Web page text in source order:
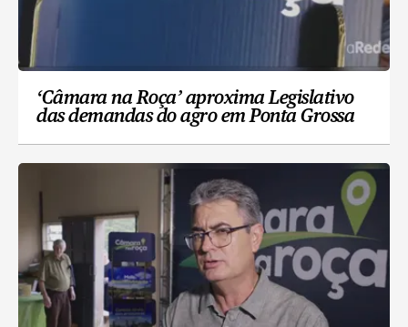
‘Câmara na Roça’ aproxima Legislativo
das demandas do agro em Ponta Grossa